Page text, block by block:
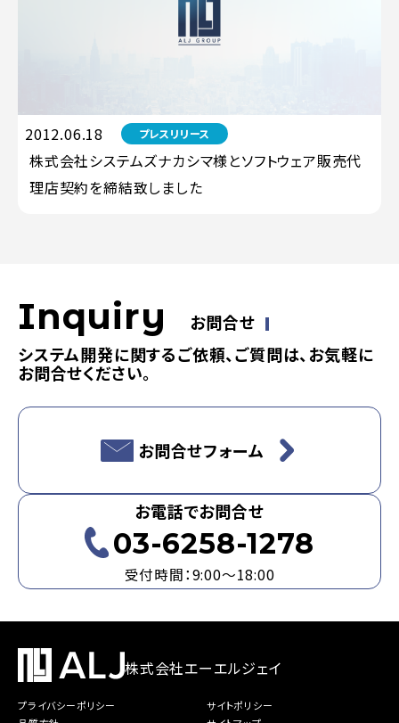
2012.06.18 プレスリリース
株式会社システムズナカシマ様とソフトウェア販売代
理店契約を締結致しました
Inquiry
お問合せ
システム開発に関するご依頼、ご質問は、お気軽に
お問合せください。
お問合せフォーム
お電話でお問合せ
03-6258-1278
受付時間：9:00～18:00
株式会社エーエルジェイ
プライバシーポリシー
サイトポリシー